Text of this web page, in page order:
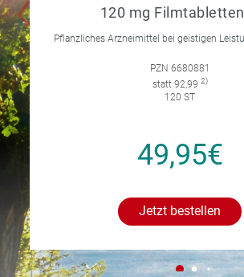
120 mg Filmtabletten
PZN 6680881
statt 92,99 2)
120 ST
49,95€
Jetzt bestellen